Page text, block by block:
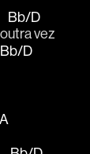
Bb/D
utra vez
Bb/D